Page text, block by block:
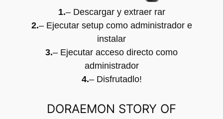
1.– Descargar y extraer rar
2.– Ejecutar setup como administrador e
instalar
3.– Ejecutar acceso directo como
administrador
4.– Disfrutadlo!
DORAEMON STORY OF